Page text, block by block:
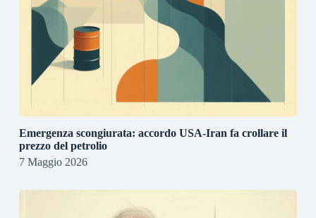
Emergenza scongiurata: accordo USA-Iran fa crollare il
prezzo del petrolio
7 Maggio 2026